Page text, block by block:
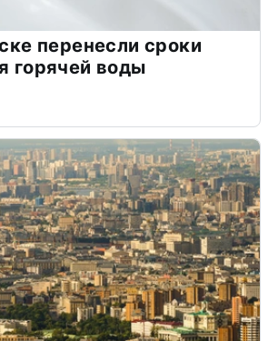
перенесли сроки
горячей воды